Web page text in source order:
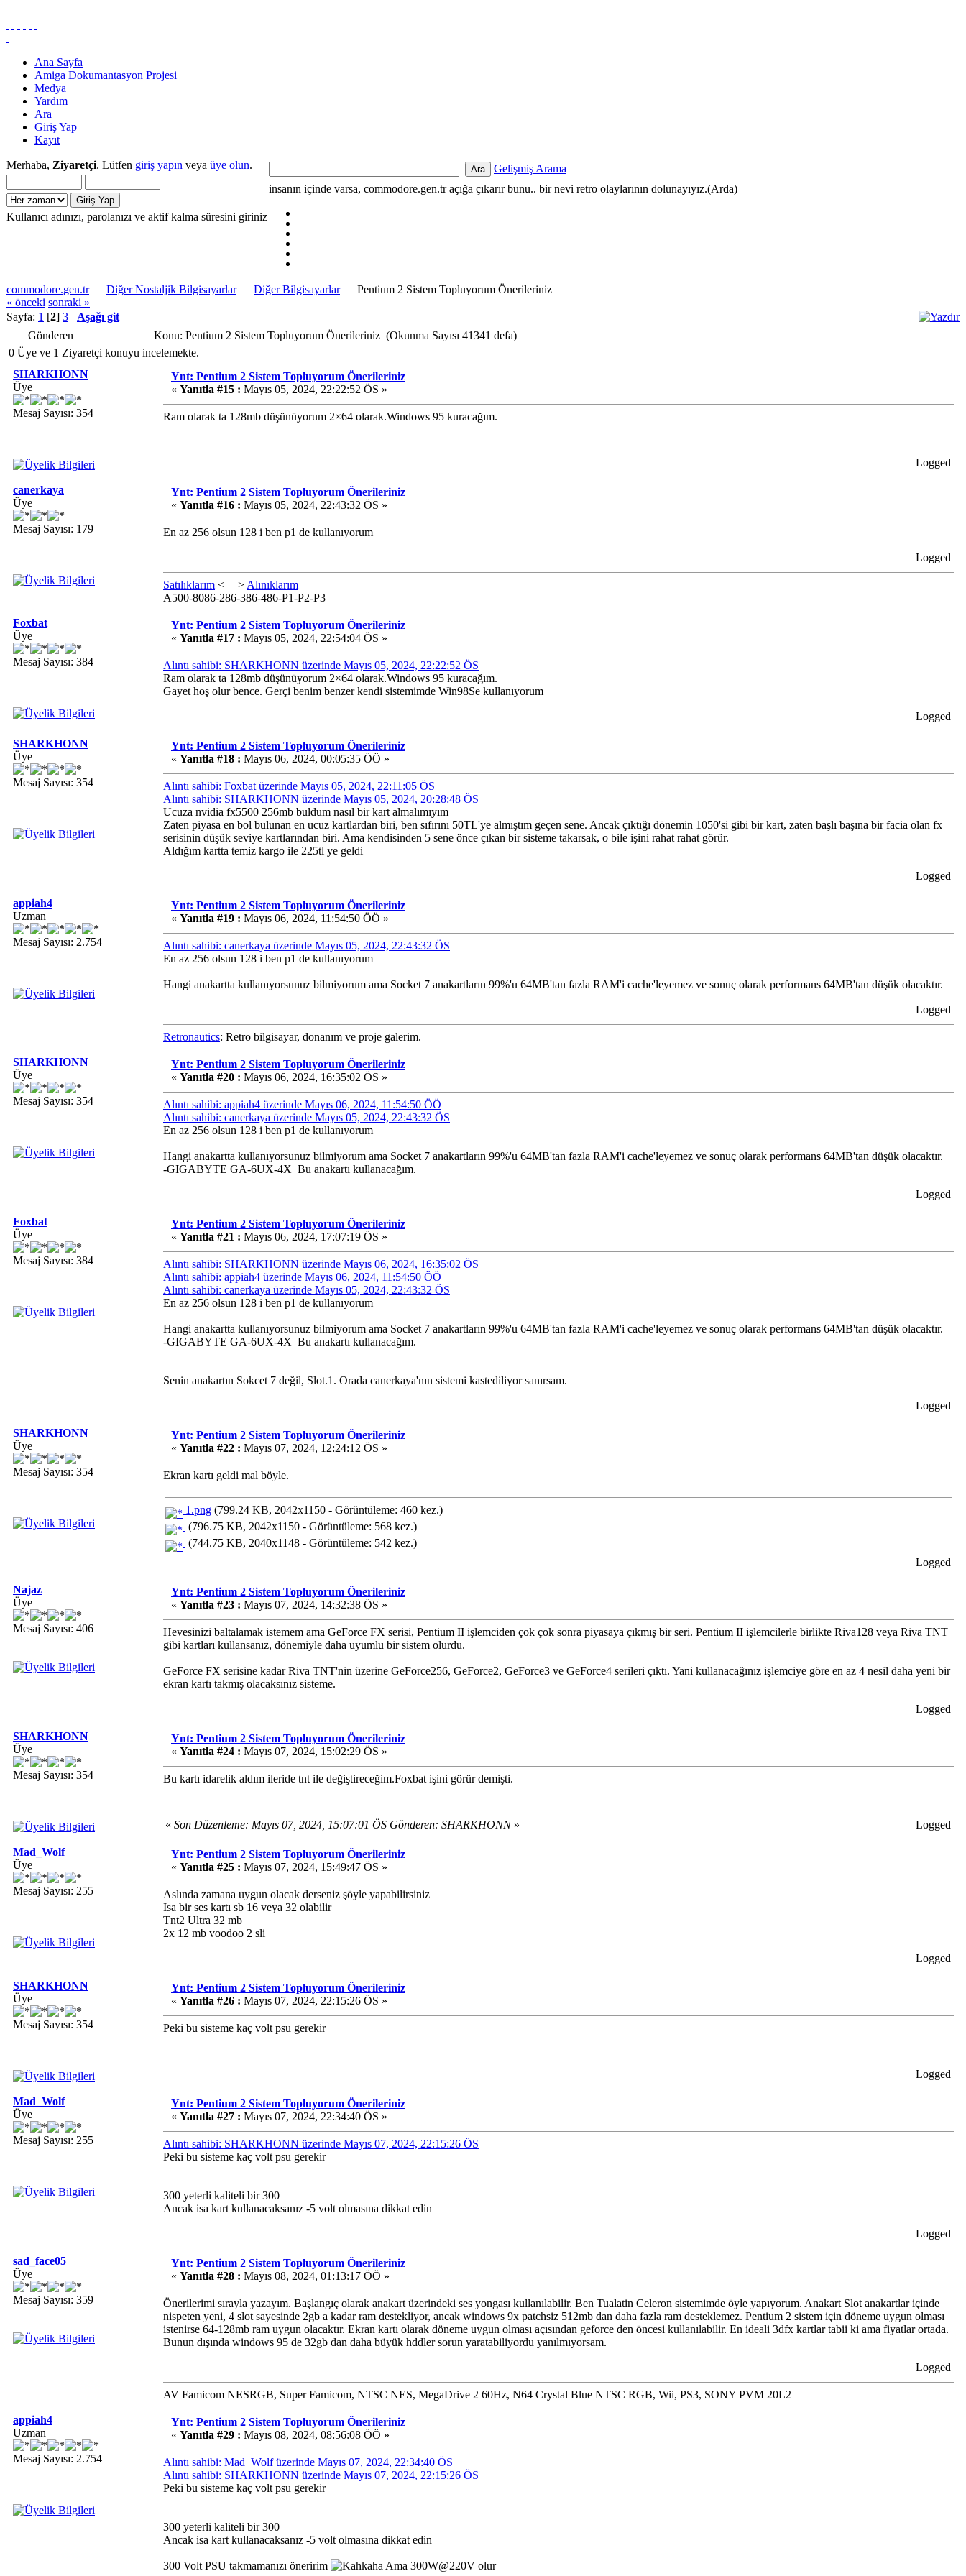
Ana Sayfa
Amiga Dokumantasyon Projesi
Medya
Yardım
Ara
Giriş Yap
Kayıt
Merhaba, Ziyaretçi. Lütfen giriş yapın veya üye olun.
Kullanıcı adınızı, parolanızı ve aktif kalma süresini giriniz
Gelişmiş Arama
insanın içinde varsa, commodore.gen.tr açığa çıkarır bunu.. bir nevi retro olaylarının dolunayıyız.(Arda)
commodore.gen.tr Diğer Nostaljik Bilgisayarlar Diğer Bilgisayarlar
Pentium 2 Sistem Topluyorum Önerileriniz
« önceki sonraki »
Sayfa: 1 [2] 3
Aşağı git
Gönderen
Konu: Pentium 2 Sistem Topluyorum Önerileriniz (Okunma Sayısı 41341 defa)
0 Üye ve 1 Ziyaretçi konuyu incelemekte.
SHARKHONN
Üye
Mesaj Sayısı: 354
Ynt: Pentium 2 Sistem Topluyorum Önerileriniz
« Yanıtla #15 : Mayıs 05, 2024, 22:22:52 ÖS »
Ram olarak ta 128mb düşünüyorum 2×64 olarak.Windows 95 kuracağım.
Logged
canerkaya
Üye
Mesaj Sayısı: 179
Ynt: Pentium 2 Sistem Topluyorum Önerileriniz
« Yanıtla #16 : Mayıs 05, 2024, 22:43:32 ÖS »
En az 256 olsun 128 i ben p1 de kullanıyorum
Logged
Satılıklarım < | > Alınıklarım
A500-8086-286-386-486-P1-P2-P3
Foxbat
Üye
Mesaj Sayısı: 384
Ynt: Pentium 2 Sistem Topluyorum Önerileriniz
« Yanıtla #17 : Mayıs 05, 2024, 22:54:04 ÖS »
Alıntı sahibi: SHARKHONN üzerinde Mayıs 05, 2024, 22:22:52 ÖS
Ram olarak ta 128mb düşünüyorum 2×64 olarak.Windows 95 kuracağım.
Gayet hoş olur bence. Gerçi benim benzer kendi sistemimde Win98Se kullanıyorum
Logged
SHARKHONN
Üye
Mesaj Sayısı: 354
Ynt: Pentium 2 Sistem Topluyorum Önerileriniz
« Yanıtla #18 : Mayıs 06, 2024, 00:05:35 ÖÖ »
Alıntı sahibi: Foxbat üzerinde Mayıs 05, 2024, 22:11:05 ÖS
Alıntı sahibi: SHARKHONN üzerinde Mayıs 05, 2024, 20:28:48 ÖS
Ucuza nvidia fx5500 256mb buldum nasıl bir kart almalımıyım
Zaten piyasa en bol bulunan en ucuz kartlardan biri, ben sıfırını 50TL'ye almıştım geçen sene. Ancak çıktığı dönemin 1050'si gibi bir kart, zaten başlı başına bir facia olan fx
serisinin düşük seviye kartlarından biri. Ama kendisinden 5 sene önce çıkan bir sisteme takarsak, o bile işini rahat rahat görür.
Aldığım kartta temiz kargo ile 225tl ye geldi
Logged
appiah4
Uzman
Mesaj Sayısı: 2.754
Ynt: Pentium 2 Sistem Topluyorum Önerileriniz
« Yanıtla #19 : Mayıs 06, 2024, 11:54:50 ÖÖ »
Alıntı sahibi: canerkaya üzerinde Mayıs 05, 2024, 22:43:32 ÖS
En az 256 olsun 128 i ben p1 de kullanıyorum
Hangi anakartta kullanıyorsunuz bilmiyorum ama Socket 7 anakartların 99%'u 64MB'tan fazla RAM'i cache'leyemez ve sonuç olarak performans 64MB'tan düşük olacaktır.
Logged
Retronautics: Retro bilgisayar, donanım ve proje galerim.
SHARKHONN
Üye
Mesaj Sayısı: 354
Ynt: Pentium 2 Sistem Topluyorum Önerileriniz
« Yanıtla #20 : Mayıs 06, 2024, 16:35:02 ÖS »
Alıntı sahibi: appiah4 üzerinde Mayıs 06, 2024, 11:54:50 ÖÖ
Alıntı sahibi: canerkaya üzerinde Mayıs 05, 2024, 22:43:32 ÖS
En az 256 olsun 128 i ben p1 de kullanıyorum
Hangi anakartta kullanıyorsunuz bilmiyorum ama Socket 7 anakartların 99%'u 64MB'tan fazla RAM'i cache'leyemez ve sonuç olarak performans 64MB'tan düşük olacaktır.
-GIGABYTE GA-6UX-4X Bu anakartı kullanacağım.
Logged
Foxbat
Üye
Mesaj Sayısı: 384
Ynt: Pentium 2 Sistem Topluyorum Önerileriniz
« Yanıtla #21 : Mayıs 06, 2024, 17:07:19 ÖS »
Alıntı sahibi: SHARKHONN üzerinde Mayıs 06, 2024, 16:35:02 ÖS
Alıntı sahibi: appiah4 üzerinde Mayıs 06, 2024, 11:54:50 ÖÖ
Alıntı sahibi: canerkaya üzerinde Mayıs 05, 2024, 22:43:32 ÖS
En az 256 olsun 128 i ben p1 de kullanıyorum
Hangi anakartta kullanıyorsunuz bilmiyorum ama Socket 7 anakartların 99%'u 64MB'tan fazla RAM'i cache'leyemez ve sonuç olarak performans 64MB'tan düşük olacaktır.
-GIGABYTE GA-6UX-4X Bu anakartı kullanacağım.
Senin anakartın Sokcet 7 değil, Slot.1. Orada canerkaya'nın sistemi kastediliyor sanırsam.
Logged
SHARKHONN
Üye
Mesaj Sayısı: 354
Ynt: Pentium 2 Sistem Topluyorum Önerileriniz
« Yanıtla #22 : Mayıs 07, 2024, 12:24:12 ÖS »
Ekran kartı geldi mal böyle.
1.png (799.24 KB, 2042x1150 - Görüntüleme: 460 kez.)
(796.75 KB, 2042x1150 - Görüntüleme: 568 kez.)
(744.75 KB, 2040x1148 - Görüntüleme: 542 kez.)
Logged
Najaz
Üye
Mesaj Sayısı: 406
Ynt: Pentium 2 Sistem Topluyorum Önerileriniz
« Yanıtla #23 : Mayıs 07, 2024, 14:32:38 ÖS »
Hevesinizi baltalamak istemem ama GeForce FX serisi, Pentium II işlemciden çok çok sonra piyasaya çıkmış bir seri. Pentium II işlemcilerle birlikte Riva128 veya Riva TNT
gibi kartları kullansanız, dönemiyle daha uyumlu bir sistem olurdu.
GeForce FX serisine kadar Riva TNT'nin üzerine GeForce256, GeForce2, GeForce3 ve GeForce4 serileri çıktı. Yani kullanacağınız işlemciye göre en az 4 nesil daha yeni bir
ekran kartı takmış olacaksınız sisteme.
Logged
SHARKHONN
Üye
Mesaj Sayısı: 354
Ynt: Pentium 2 Sistem Topluyorum Önerileriniz
« Yanıtla #24 : Mayıs 07, 2024, 15:02:29 ÖS »
Bu kartı idarelik aldım ileride tnt ile değiştireceğim.Foxbat işini görür demişti.
« Son Düzenleme: Mayıs 07, 2024, 15:07:01 ÖS Gönderen: SHARKHONN» Logged
Mad_Wolf
Üye
Mesaj Sayısı: 255
Ynt: Pentium 2 Sistem Topluyorum Önerileriniz
« Yanıtla #25 : Mayıs 07, 2024, 15:49:47 ÖS »
Aslında zamana uygun olacak derseniz şöyle yapabilirsiniz
Isa bir ses kartı sb 16 veya 32 olabilir
Tnt2 Ultra 32 mb
2x 12 mb voodoo 2 sli
Logged
SHARKHONN
Üye
Mesaj Sayısı: 354
Ynt: Pentium 2 Sistem Topluyorum Önerileriniz
« Yanıtla #26 : Mayıs 07, 2024, 22:15:26 ÖS »
Peki bu sisteme kaç volt psu gerekir
Logged
Mad_Wolf
Üye
Mesaj Sayısı: 255
Ynt: Pentium 2 Sistem Topluyorum Önerileriniz
« Yanıtla #27 : Mayıs 07, 2024, 22:34:40 ÖS »
Alıntı sahibi: SHARKHONN üzerinde Mayıs 07, 2024, 22:15:26 ÖS
Peki bu sisteme kaç volt psu gerekir
300 yeterli kaliteli bir 300
Ancak isa kart kullanacaksanız -5 volt olmasına dikkat edin
Logged
sad_face05
Üye
Mesaj Sayısı: 359
Ynt: Pentium 2 Sistem Topluyorum Önerileriniz
« Yanıtla #28 : Mayıs 08, 2024, 01:13:17 ÖÖ »
Önerilerimi sırayla yazayım. Başlangıç olarak anakart üzerindeki ses yongası kullanılabilir. Ben Tualatin Celeron sistemimde öyle yapıyorum. Anakart Slot anakartlar içinde
nispeten yeni, 4 slot sayesinde 2gb a kadar ram destekliyor, ancak windows 9x patchsiz 512mb dan daha fazla ram desteklemez. Pentium 2 sistem için döneme uygun olması
istenirse 64-128mb ram uygun olacaktır. Ekran kartı olarak döneme uygun olması açısından geforce den öncesi kullanılabilir. En ideali 3dfx kartlar tabii ki ama fiyatlar ortada.
Bunun dışında windows 95 de 32gb dan daha büyük hddler sorun yaratabiliyordu yanılmıyorsam.
Logged
AV Famicom NESRGB, Super Famicom, NTSC NES, MegaDrive 2 60Hz, N64 Crystal Blue NTSC RGB, Wii, PS3, SONY PVM 20L2
appiah4
Uzman
Mesaj Sayısı: 2.754
Ynt: Pentium 2 Sistem Topluyorum Önerileriniz
« Yanıtla #29 : Mayıs 08, 2024, 08:56:08 ÖÖ »
Alıntı sahibi: Mad_Wolf üzerinde Mayıs 07, 2024, 22:34:40 ÖS
Alıntı sahibi: SHARKHONN üzerinde Mayıs 07, 2024, 22:15:26 ÖS
Peki bu sisteme kaç volt psu gerekir
300 yeterli kaliteli bir 300
Ancak isa kart kullanacaksanız -5 volt olmasına dikkat edin
300 Volt PSU takmamanızı öneririm Ama 300W@220V olur